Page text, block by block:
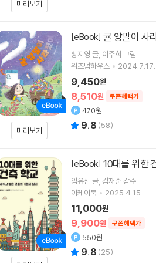
미리보기
미리보기
[eBook] 귤 양말이 사
황지영 글 이주희 그림
위즈덤하우스
2024.7.17.
8,510원 쿠폰혜택가
9,450원
470원
9.8 (58)
[eBook] 10대를 위한
임유신 글 김재준감수
이케이북
2025.4.15.
9,900원 쿠폰혜택가
11,000원
550원
9.8 (25)